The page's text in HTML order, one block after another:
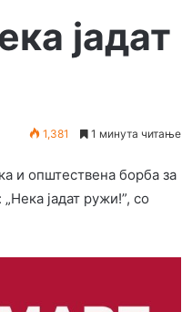
јадат
1,381 1 минута читање
и општествена борба за
јадат ружи!”, со